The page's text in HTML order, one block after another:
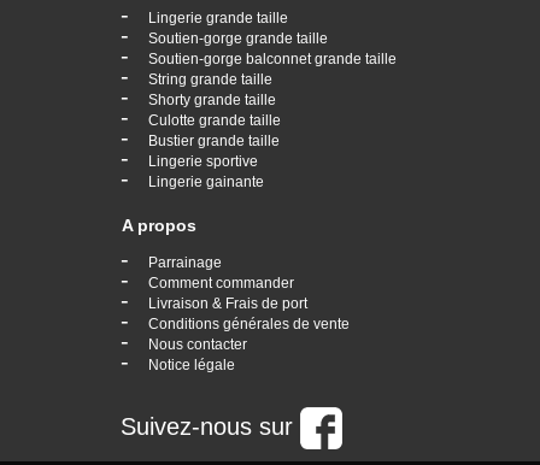
- Lingerie grande taille
- Soutien-gorge grande taille
- Soutien-gorge balconnet grande taille
- String grande taille
- Shorty grande taille
- Culotte grande taille
- Bustier grande taille
- Lingerie sportive
- Lingerie gainante
A propos
- Parrainage
- Comment commander
- Livraison & Frais de port
- Conditions générales de vente
- Nous contacter
- Notice légale
Suivez-nous sur